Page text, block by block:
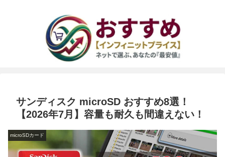
サンディスク microSD おすすめ8選！
【2026年7月】容量も耐久も間違えない！
microSDカード